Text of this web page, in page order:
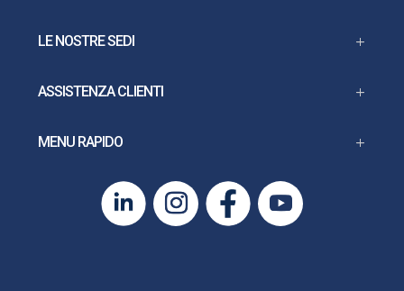
LE NOSTRE SEDI
ASSISTENZA CLIENTI
MENU RAPIDO